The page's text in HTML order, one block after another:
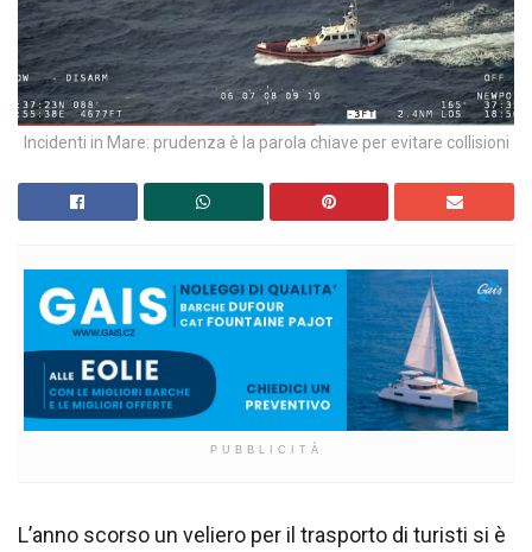
Incidenti in Mare: prudenza è la parola chiave per evitare collisioni
PUBBLICITÀ
L’anno scorso un veliero per il trasporto di turisti si è